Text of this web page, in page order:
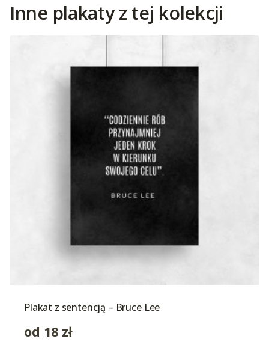
Inne plakaty z tej kolekcji
Plakat z sentencją – Bruce Lee
od 18 zł